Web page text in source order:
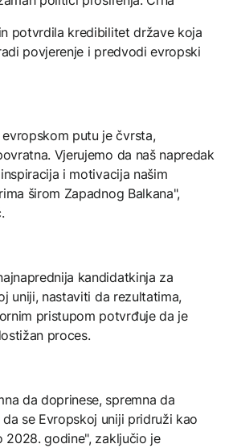
potvrdila kredibilitet države koja
povjerenje i predvodi evropski
putu je čvrsta,
Vjerujemo da naš napredak
i motivacija našim
širom Zapadnog Balkana",
kandidatkinja za
uniji, nastaviti da rezultatima,
pristupom potvrđuje da je
proces.
da doprinese, spremna da
se Evropskoj uniji pridruži kao
2028. godine", zaključio je